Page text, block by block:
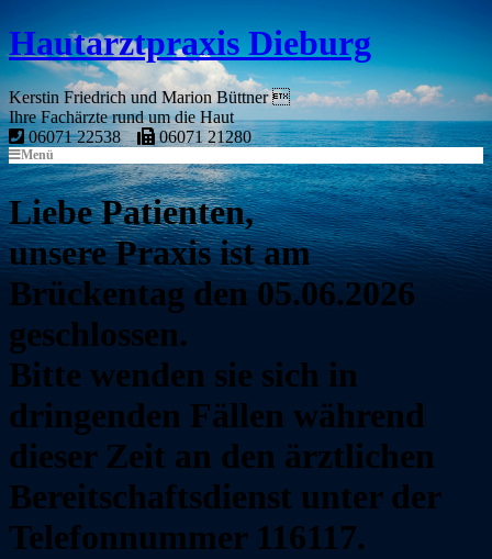
Hautarztpraxis Dieburg
Kerstin Friedrich und Marion Büttner 
Ihre Fachärzte rund um die Haut
06071 22538
06071 21280
Menü
Liebe Patienten,
unsere Praxis ist am
Brückentag den 05.06.2026
geschlossen.
Bitte wenden sie sich in
dringenden Fällen während
dieser Zeit an den ärztlichen
Bereitschaftsdienst unter der
Telefonnummer 116117.